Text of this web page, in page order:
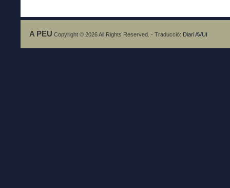
A PEU Copyright © 2026 All Rights Reserved. - Traducció: Diari AVUI